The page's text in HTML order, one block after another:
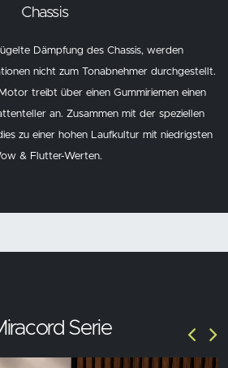
Chassis
Dämpfung des Chassis, werden
nicht zum Tonabnehmer durchgestellt.
treibt über einen Gummiriemen einen
an. Zusammen mit der speziellen
zu einer hohen Laufkultur mit niedrigsten
& Flutter-Werten.
Serie